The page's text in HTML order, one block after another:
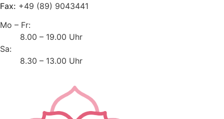
Fax: +49 (89) 9043441
Mo – Fr:
8.00 – 19.00 Uhr
Sa:
8.30 – 13.00 Uhr